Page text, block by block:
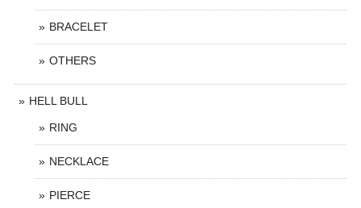
BRACELET
OTHERS
HELL BULL
RING
NECKLACE
PIERCE